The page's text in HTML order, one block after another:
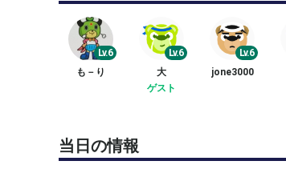
約１５分練習後混合ダブルス
３先 ５人～６人の時 １アド 3-0の
６先 ４人の時 １セット（x３
★自己紹介の記入を前提にテニス経歴
承認後、コート面をお知らせいたします
小雨は決行しますのでよろしくお願い
Lv.6
も－り
Lv.6
大
ゲスト
Lv.6
jone3000
当日の情報